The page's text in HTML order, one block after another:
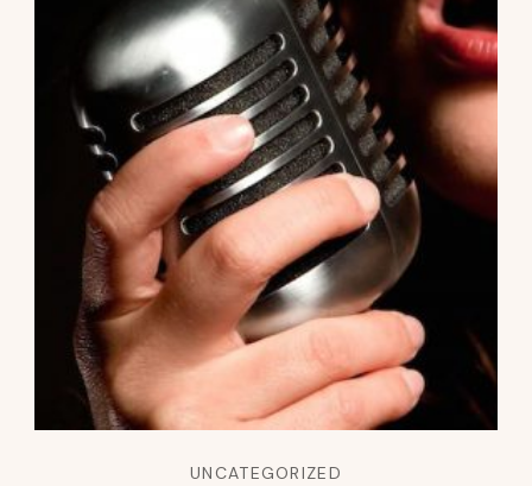
UNCATEGORIZED